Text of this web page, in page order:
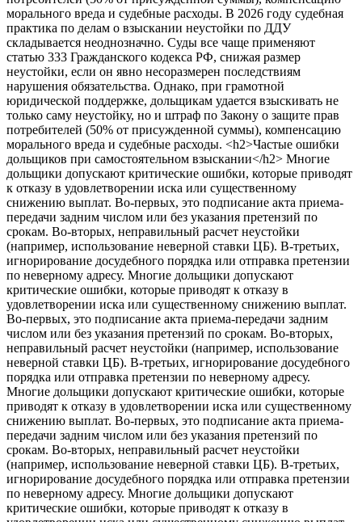
морального вреда и судебные расходы. В 2026 году судебная
практика по делам о взыскании неустойки по ДДУ
складывается неоднозначно. Суды все чаще применяют
статью 333 Гражданского кодекса РФ, снижая размер
неустойки, если он явно несоразмерен последствиям
нарушения обязательства. Однако, при грамотной
юридической поддержке, дольщикам удается взыскивать не
только саму неустойку, но и штраф по Закону о защите прав
потребителей (50% от присужденной суммы), компенсацию
морального вреда и судебные расходы. <h2>Частые ошибки
дольщиков при самостоятельном взыскании</h2> Многие
дольщики допускают критические ошибки, которые приводят
к отказу в удовлетворении иска или существенному
снижению выплат. Во-первых, это подписание акта приема-
передачи задним числом или без указания претензий по
срокам. Во-вторых, неправильный расчет неустойки
(например, использование неверной ставки ЦБ). В-третьих,
игнорирование досудебного порядка или отправка претензии
по неверному адресу. Многие дольщики допускают
критические ошибки, которые приводят к отказу в
удовлетворении иска или существенному снижению выплат.
Во-первых, это подписание акта приема-передачи задним
числом или без указания претензий по срокам. Во-вторых,
неправильный расчет неустойки (например, использование
неверной ставки ЦБ). В-третьих, игнорирование досудебного
порядка или отправка претензии по неверному адресу.
Многие дольщики допускают критические ошибки, которые
приводят к отказу в удовлетворении иска или существенному
снижению выплат. Во-первых, это подписание акта приема-
передачи задним числом или без указания претензий по
срокам. Во-вторых, неправильный расчет неустойки
(например, использование неверной ставки ЦБ). В-третьих,
игнорирование досудебного порядка или отправка претензии
по неверному адресу. Многие дольщики допускают
критические ошибки, которые приводят к отказу в